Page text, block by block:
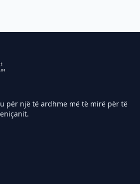
për një të ardhme më të mirë për të